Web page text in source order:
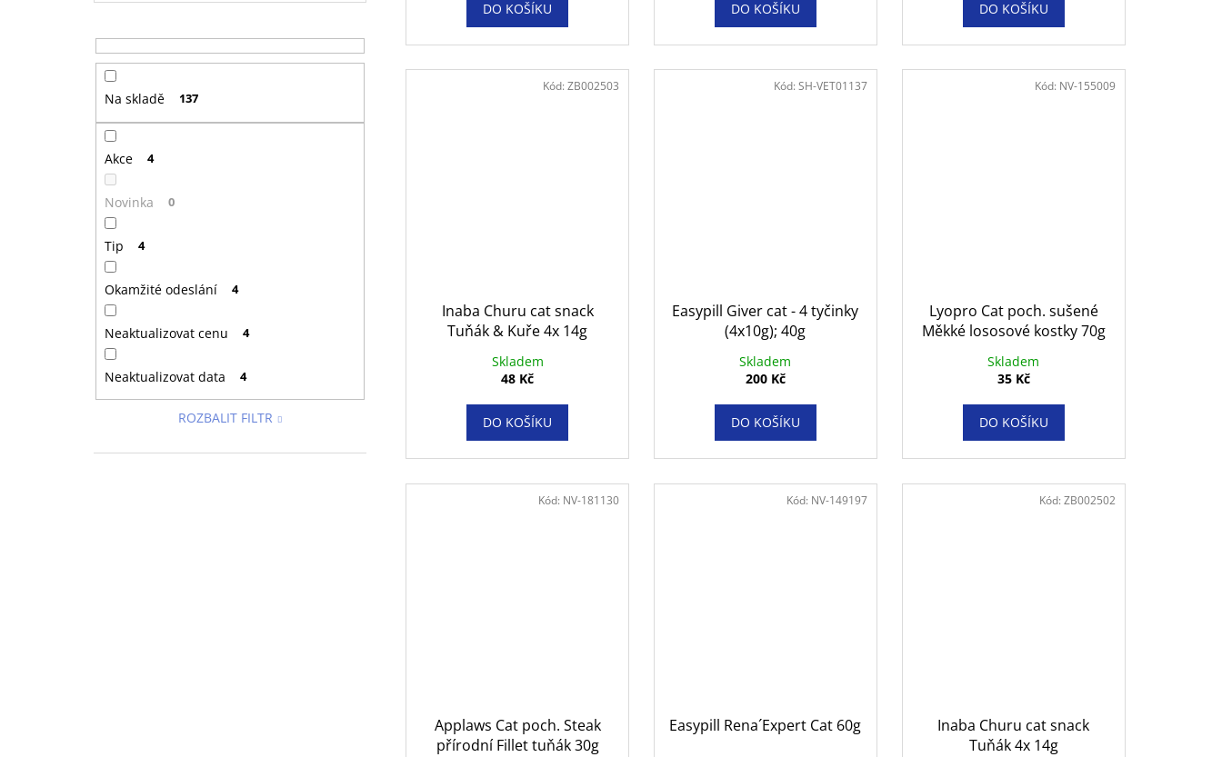
Na skladě 137
Akce 4
Novinka 0
Tip 4
Okamžité odeslání 4
Neaktualizovat cenu 4
Neaktualizovat data 4
ROZBALIT FILTR
DO KOŠÍKU DO KOŠÍKU DO KOŠÍKU
Inaba Churu cat snack
Tuňák & Kuře 4x 14g
Skladem
48 Kč
DO KOŠÍKU
Kód:ZB002503
Easypill Giver cat - 4 tyčinky
(4x10g); 40g
Skladem
200 Kč
DO KOŠÍKU
Kód: SH-VET01137
Lyopro Cat poch. sušené
Měkké lososové kostky 70g
Skladem
35 Kč
DO KOŠÍKU
Kód: NV-155009
Applaws Cat poch. Steak
přírodní Fillet tuňák 30g
Kód: NV-181130
Easypill Rena´Expert Cat 60g
Kód: NV-149197
Inaba Churu cat snack
Tuňák 4x 14g
Kód: ZB002502